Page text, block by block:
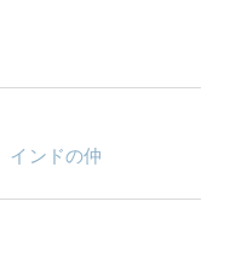
インドの仲